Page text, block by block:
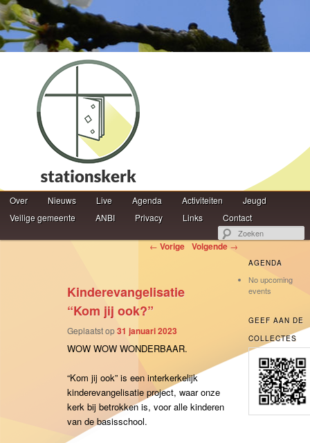
Hoofdmenu
Spring naar de primaire inhoud
Spring naar de secundaire inhoud
Over Nieuws Live Agenda Activiteiten
Jeugd
Veilige gemeente
ANBI Privacy Links Contact
Berichtnavigatie ← Vorige Volgende →
Kinderevangelisatie
“Kom jij ook?”
Geplaatst op31 januari 2023
WOW WOW WONDERBAAR.
“Kom jij ook” is een interkerkelijk
kinderevangelisatie project, waar onze
kerk bij betrokken is, voor alle kinderen
van de basisschool.
AGENDA
No upcoming
events
GEEF AAN DE
COLLECTES